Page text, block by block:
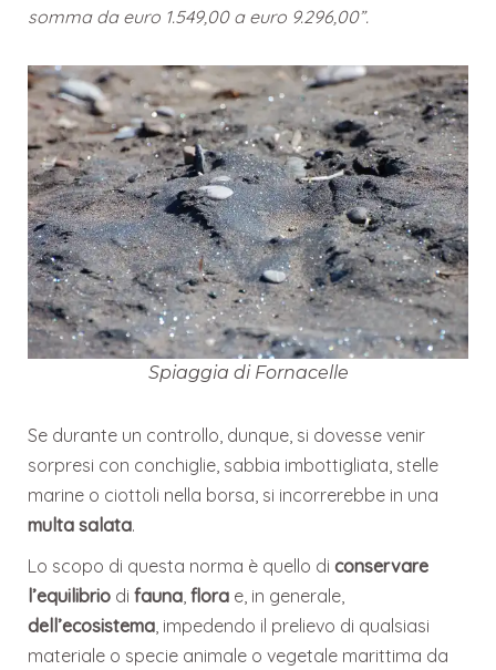
somma da euro 1.549,00 a euro 9.296,00”.
Spiaggia di Fornacelle
Se durante un controllo, dunque, si dovesse venir
sorpresi con conchiglie, sabbia imbottigliata, stelle
marine o ciottoli nella borsa, si incorrerebbe in una
multa salata.
Lo scopo di questa norma è quello diconservare
l’equilibrio difauna,flora e, in generale,
dell’ecosistema, impedendo il prelievo di qualsiasi
materiale o specie animale o vegetale marittima da